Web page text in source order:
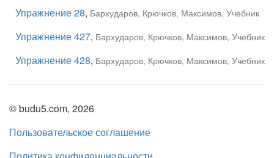
Упражнение 28, Бархударов, Крючков, Максимов, Учебник
Упражнение 427, Бархударов, Крючков, Максимов, Учебник
Упражнение 428, Бархударов, Крючков, Максимов, Учебник
© budu5.com, 2026
Пользовательское соглашение